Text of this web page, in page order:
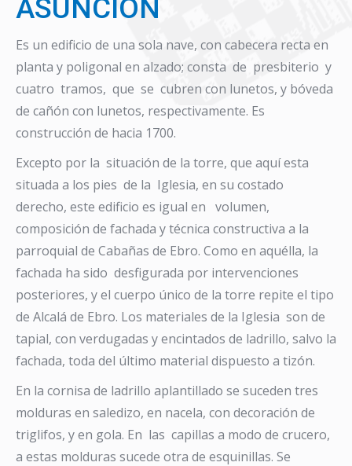
ASUNCIÓN
Es un edificio de una sola nave, con cabecera recta en
planta y poligonal en alzado; consta de presbiterio y
cuatro tramos, que se cubren con lunetos, y bóveda
de cañón con lunetos, respectivamente. Es
construcción de hacia 1700.
Excepto por la situación de la torre, que aquí esta
situada a los pies de la Iglesia, en su costado
derecho, este edificio es igual en volumen,
composición de fachada y técnica constructiva a la
parroquial de Cabañas de Ebro. Como en aquélla, la
fachada ha sido desfigurada por intervenciones
posteriores, y el cuerpo único de la torre repite el tipo
de Alcalá de Ebro. Los materiales de la Iglesia son de
tapial, con verdugadas y encintados de ladrillo, salvo la
fachada, toda del último material dispuesto a tizón.
En la cornisa de ladrillo aplantillado se suceden tres
molduras en saledizo, en nacela, con decoración de
triglifos, y en gola. En las capillas a modo de crucero,
a estas molduras sucede otra de esquinillas. Se